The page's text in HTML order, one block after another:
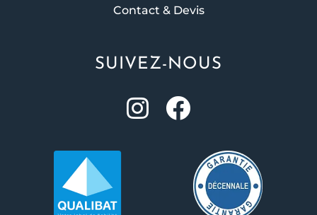
Contact & Devis
SUIVEZ-NOUS